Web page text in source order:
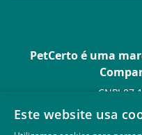
PetCerto é uma
CNPJ
Av. Paulista, 1.636 Conj. 4
Este website usa